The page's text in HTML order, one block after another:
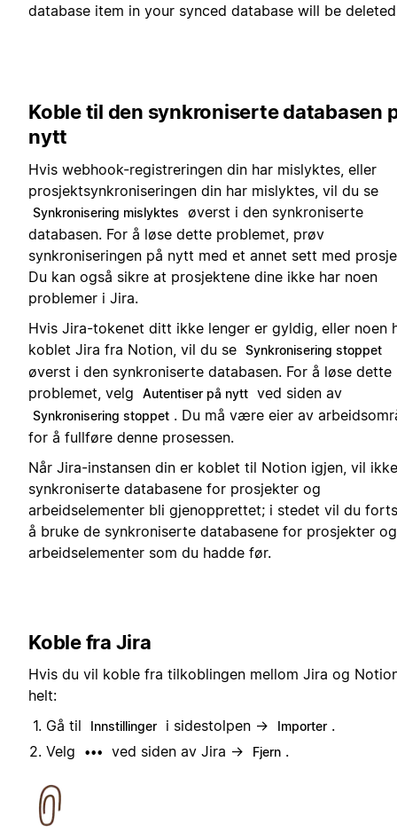
database item in your synced database will be
Koble til den synkroniserte databasen
nytt
Hvis webhook-registreringen din har mislyktes, eller
prosjektsynkroniseringen din har mislyktes, vil du se
Synkronisering mislyktes
øverst i den synkroniserte
databasen. For å løse dette problemet, prøv
synkroniseringen på nytt med et annet sett med
Du kan også sikre at prosjektene dine ikke har noen
problemer i Jira.
Hvis Jira-tokenet ditt ikke lenger er gyldig, eller noen
koblet Jira fra Notion, vil du se Synkronisering stoppet
øverst i den synkroniserte databasen. For å løse dette
problemet, velg
Autentiser på nytt ved siden av
Synkronisering stoppet . Du må være eier av
for å fullføre denne prosessen.
Når Jira-instansen din er koblet til Notion igjen, vil
synkroniserte databasene for prosjekter og
arbeidselementer bli gjenopprettet; i stedet vil du
å bruke de synkroniserte databasene for prosjekter og
arbeidselementer som du hadde før.
Koble fra Jira
Hvis du vil koble fra tilkoblingen mellom Jira og
helt:
Gå til
Innstillinger i sidestolpen → Importer .
Velg
••• ved siden av Jira → Fjern .